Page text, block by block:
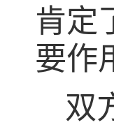
肯定
要作
双